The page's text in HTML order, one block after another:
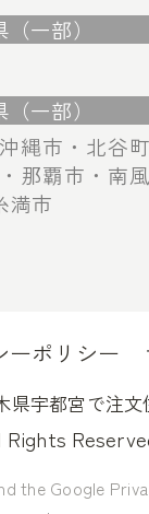
一部）
一部）
縄市・北谷
那覇市・南
満市
ーポリシー
県宇都宮で注
the Google